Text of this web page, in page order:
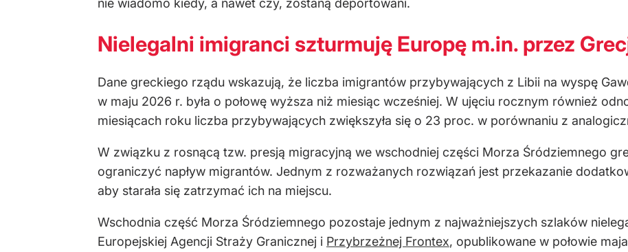
nie wiadomo kiedy, a nawet czy, zostaną deportowani.
Nielegalni imigranci szturmuję Europę m.in. przez
Dane greckiego rządu wskazują, że liczba imigrantów przybywających z Libii na wyspę
w maju 2026 r. była o połowę wyższa niż miesiąc wcześniej. W ujęciu rocznym również
miesiącach roku liczba przybywających zwiększyła się o 23 proc. w porównaniu z
W związku z rosnącą tzw. presją migracyjną we wschodniej części Morza Śródziemnego
ograniczyć napływ migrantów. Jednym z rozważanych rozwiązań jest przekazanie
aby starała się zatrzymać ich na miejscu.
Wschodnia część Morza Śródziemnego pozostaje jednym z najważniejszych szlaków
Europejskiej Agencji Straży Granicznej i Przybrzeżnej Frontex, opublikowane w połowie